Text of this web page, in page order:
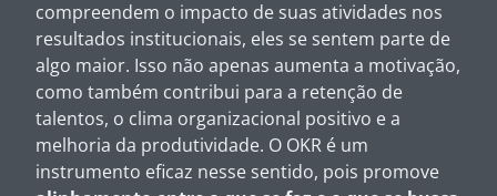
compreendem o impacto de suas atividades nos
resultados institucionais, eles se sentem parte de
algo maior. Isso não apenas aumenta a motivação,
como também contribui para a retenção de
talentos, o clima organizacional positivo e a
melhoria da produtividade. O OKR é um
instrumento eficaz nesse sentido, pois promove